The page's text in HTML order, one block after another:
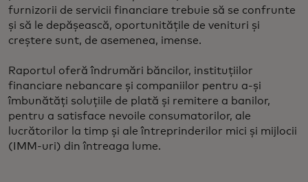
furnizorii de servicii financiare trebuie să se confrunte
și să le depășească, oportunitățile de venituri și
creștere sunt, de asemenea, imense.
Raportul oferă îndrumări băncilor, instituțiilor
financiare nebancare și companiilor pentru a-și
îmbunătăți soluțiile de plată și remitere a banilor,
pentru a satisface nevoile consumatorilor, ale
lucrătorilor la timp și ale întreprinderilor mici și mijlocii
(IMM-uri) din întreaga lume.